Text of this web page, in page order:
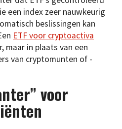
een index zeer nauwkeurig
beslissingen kan
ETF voor cryptoactiva
maar in plaats van een
van cryptomunten of -
voor